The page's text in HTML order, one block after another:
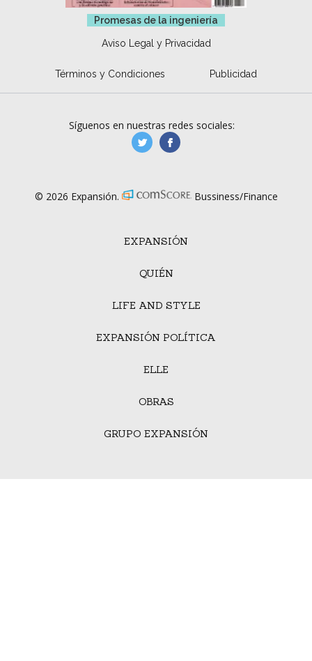
Promesas de la ingeniería
Aviso Legal y Privacidad
Términos y Condiciones Publicidad
EXPANSIÓN
QUIÉN
LIFE AND STYLE
EXPANSIÓN POLÍTICA
ELLE
OBRAS
GRUPO EXPANSIÓN
Síguenos en nuestras redes sociales:
manufacturaGE
© 2026 Expansión. Bussiness/Finance